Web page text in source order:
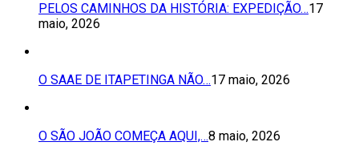
PELOS CAMINHOS DA HISTÓRIA: EXPEDIÇÃO…17
maio, 2026
O SAAE DE ITAPETINGA NÃO…17 maio, 2026
O SÃO JOÃO COMEÇA AQUI,…8 maio, 2026